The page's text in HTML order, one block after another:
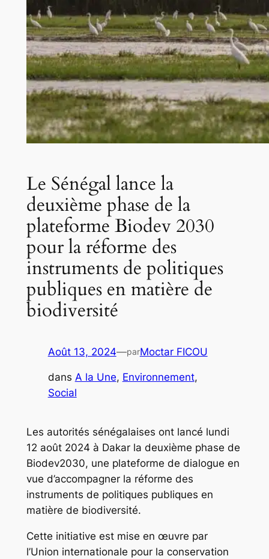
Le Sénégal lance la
deuxième phase de la
plateforme Biodev 2030
pour la réforme des
instruments de politiques
publiques en matière de
biodiversité
Août 13, 2024—parMoctar FICOU
dans A la Une, Environnement
Social
Les autorités sénégalaises ont lancé lundi
12 août 2024 à Dakar la deuxième phase de
Biodev2030, une plateforme de dialogue en
vue d’accompagner la réforme des
instruments de politiques publiques en
matière de biodiversité.
Cette initiative est mise en œuvre par
l’Union internationale pour la conservation